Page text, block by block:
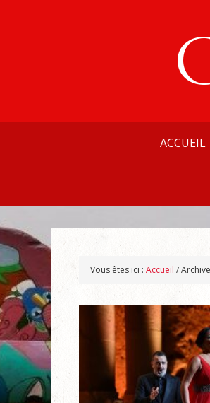
ACCUEIL
Vous êtes ici : Accueil /